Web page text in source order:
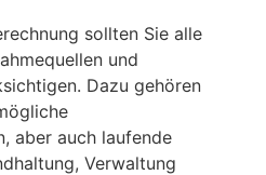
sollten Sie alle
und
Dazu gehören
aber auch laufende
Verwaltung